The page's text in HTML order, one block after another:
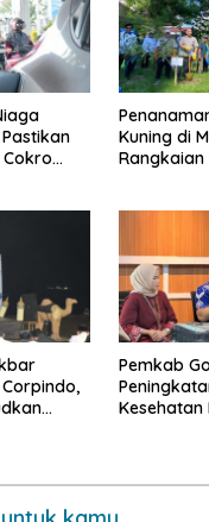
Cokro
Kuning di
Rangkaian
Pemkab